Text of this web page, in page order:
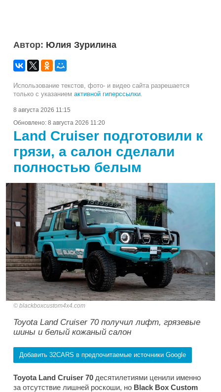
Автор: Юлия Зурилина
Использование текстов, фото- и видео сайта разрешается
только с указанием активной гиперссылки.
8 августа 2026 11:15
Обновлено: 8 августа 2026 11:20
Land Cruiser подготовили к
грязи, а салон сделали
полностью белым
blackboxcustom4x4.com
Toyota Land Cruiser 70 получил лифт, грязевые
шины и белый кожаный салон
Добавить 32CARS в предпочитаемые источники Google
Toyota Land Cruiser 70 десятилетиями ценили именно
за отсутствие лишней роскоши, но Black Box Custom